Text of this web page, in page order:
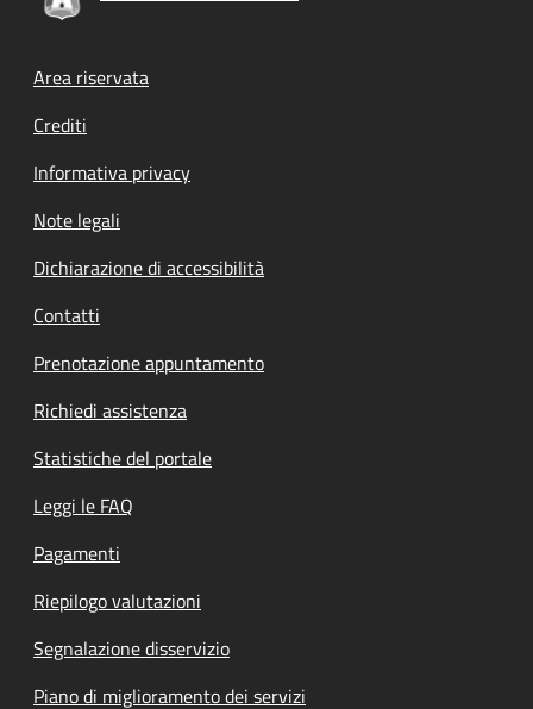
Footer menu
Area riservata
Crediti
Informativa privacy
Note legali
Dichiarazione di accessibilità
Contatti
Prenotazione appuntamento
Richiedi assistenza
Statistiche del portale
Leggi le FAQ
Pagamenti
Riepilogo valutazioni
Segnalazione disservizio
Piano di miglioramento dei servizi